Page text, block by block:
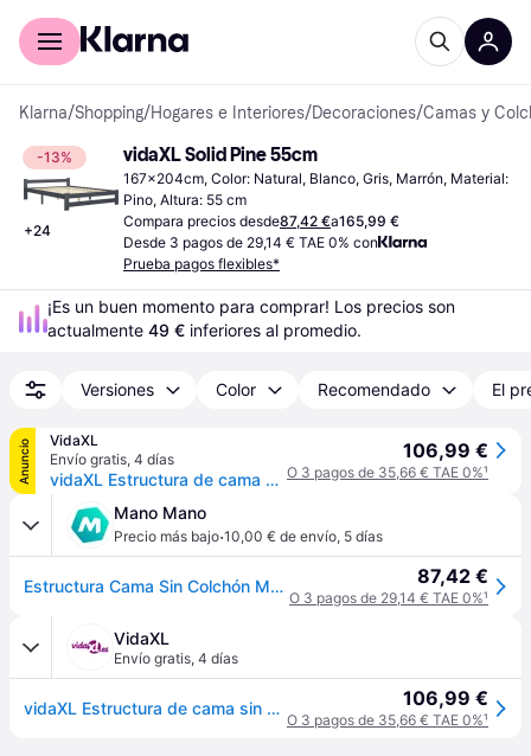
Comprar con Klarna
Klarna/Shopping/Hogares e Interiores/Decoraciones/Camas y
-13%
+24
vidaXL Solid Pine 55cm
167x204cm, Color: Natural, Blanco, Gris, Marrón, Material:
Pino, Altura: 55 cm
Compara precios desde87,42 €a165,99 €
Desde 3 pagos de 29,14 € TAE 0% con
Prueba pagos flexibles*
¡Es un buen momento para comprar! Los precios son
actualmente 49 € inferiores al promedio.
Versiones Color Recomendado El
Anuncio
VidaXL
Envío gratis, 4 días
vidaXL Estructura de cama sin colchón madera maciza de pino 160x200 cm - Marrón
106,99 €
O 3 pagos de 35,66 € TAE 0%¹
Mano Mano
Precio más bajo·10,00 € de envío, 5 días
Estructura Cama Sin Colchón Madera Pino Marrón Miel 160x200 Cm Vidaxl 87,42 €
O 3 pagos de 29,14 € TAE 0%¹
VidaXL
Envío gratis, 4 días
vidaXL Estructura de cama sin colchón madera maciza de pino 160x200 cm - Marrón 106,99 €
O 3 pagos de 35,66 € TAE 0%¹